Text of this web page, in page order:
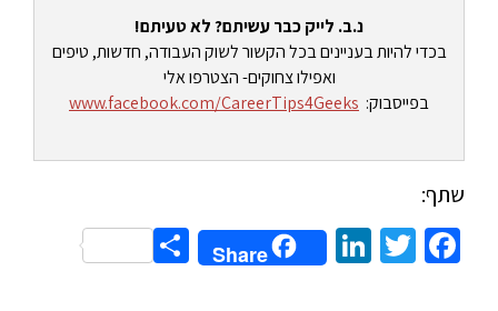
נ.ב. לייק כבר עשיתם? לא טעיתם!
בכדי להיות בעניינים בכל הקשור לשוק העבודה, חדשות, טיפים
ואפילו צחוקים- הצטרפו אלי
בפייסבוק: www.facebook.com/CareerTips4Geeks
שתף:
Facebook
Twitter
LinkedIn
Share
Share